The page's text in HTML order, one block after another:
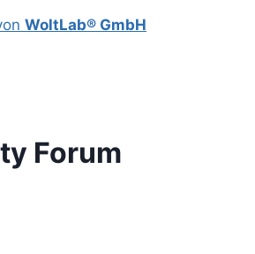
WoltLab® GmbH
Forum